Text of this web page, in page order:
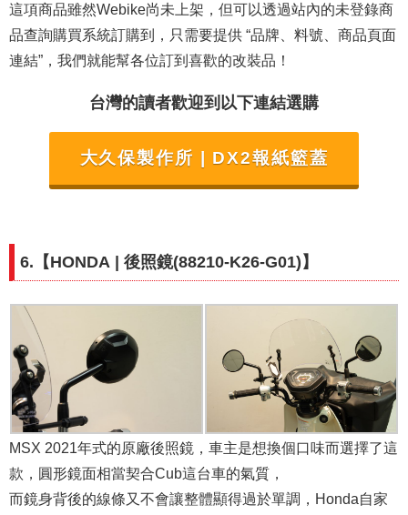
這項商品雖然Webike尚未上架，但可以透過站內的未登錄商
品查詢購買系統訂購到，只需要提供 “品牌、料號、商品頁面
連結”，我們就能幫各位訂到喜歡的改裝品！
台灣的讀者歡迎到以下連結選購
大久保製作所 | DX2報紙籃蓋
6.【HONDA | 後照鏡(88210-K26-G01) 】
MSX 2021年式的原廠後照鏡，車主是想換個口味而選擇了這
款，圓形鏡面相當契合Cub這台車的氣質，
而鏡身背後的線條又不會讓整體顯得過於單調，Honda自家